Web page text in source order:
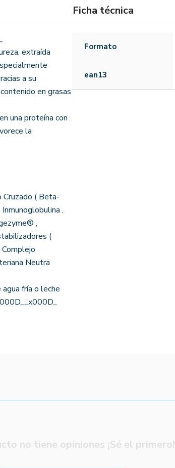
extraída
a su
en grasas
una proteína con
la
( Beta-
,
,
(
Neutra
fría o leche
Ficha técnica
Formato
ean13
no tiene opiniones ¡Sé el primero!